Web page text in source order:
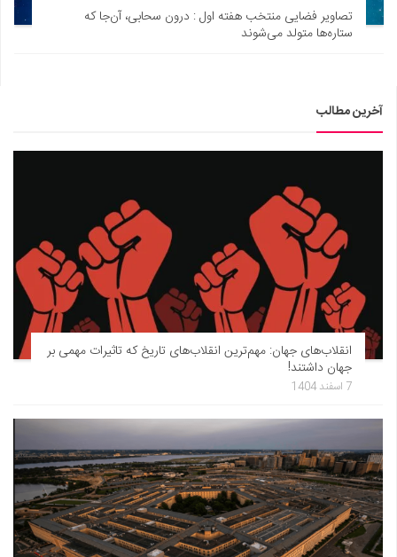
تصاویر فضایی منتخب هفته اول : درون سحابی، آن‌جا که
ستاره‌ها متولد می‌شوند
آخرین مطالب
انقلاب‌های جهان: مهم‌ترین انقلاب‌های تاریخ که تاثیرات مهمی بر
جهان داشتند!
7 اسفند 1404